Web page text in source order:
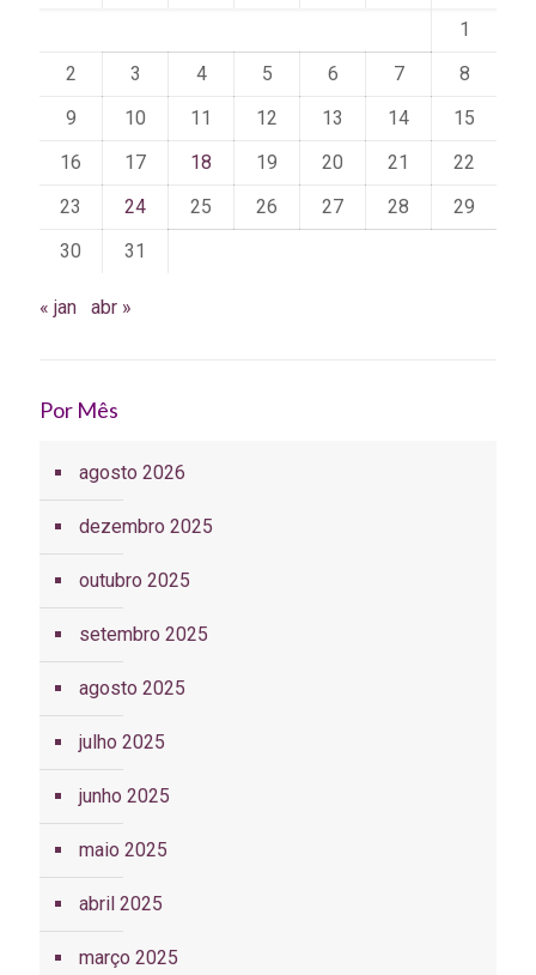
1
2
3 4 5 6 7
8
9
10 11 12 13 14
15
16
17 18 19 20 21
22
23
24 25 26 27 28
29
30
31
« jan abr »
Por Mês
agosto 2026
dezembro 2025
outubro 2025
setembro 2025
agosto 2025
julho 2025
junho 2025
maio 2025
abril 2025
março 2025